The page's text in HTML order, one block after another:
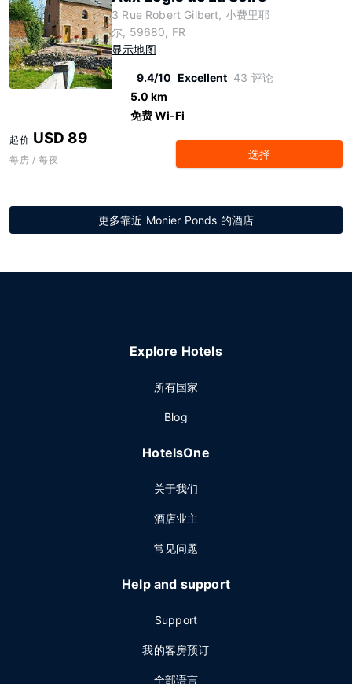
3 Rue Robert Gilbert, 小费里耶
尔, 59680, FR
显示地图
9.4/10 Excellent 43 评论
5.0 km
免费 Wi-Fi
起价 USD 89
每房 / 每夜 选择
更多靠近 Monier Ponds 的酒店
Explore Hotels
所有国家
Blog
HotelsOne
关于我们
酒店业主
常见问题
Help and support
Support
我的客房预订
全部语言